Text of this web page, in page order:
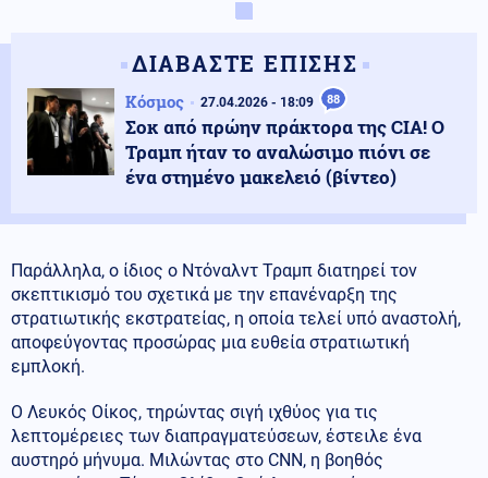
ΔΙΑΒΑΣΤΕ ΕΠΙΣΗΣ
Κόσμος 27.04.2026 - 18:09 88
Σοκ από πρώην πράκτορα της CIA! Ο
Τραμπ ήταν το αναλώσιμο πιόνι σε
ένα στημένο μακελειό (βίντεο)
Παράλληλα, ο ίδιος ο Ντόναλντ Τραμπ διατηρεί τον
σκεπτικισμό του σχετικά με την επανέναρξη της
στρατιωτικής εκστρατείας, η οποία τελεί υπό αναστολή,
αποφεύγοντας προσώρας μια ευθεία στρατιωτική
εμπλοκή.
Ο Λευκός Οίκος, τηρώντας σιγή ιχθύος για τις
λεπτομέρειες των διαπραγματεύσεων, έστειλε ένα
αυστηρό μήνυμα. Μιλώντας στο CNN, η βοηθός